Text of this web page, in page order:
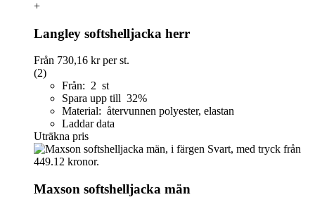
+
Langley softshelljacka herr
Från 730,16 krper st.
(2)
Från: 2 st
Spara upp till 32%
Material: återvunnen polyester, elastan
Laddar data
Uträkna pris
Maxson softshelljacka män